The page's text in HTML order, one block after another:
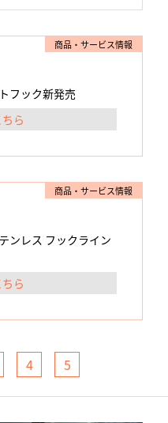
商品・サービス情報
フック新発売
ら
商品・サービス情報
ンレス フックライン
ら
4 5